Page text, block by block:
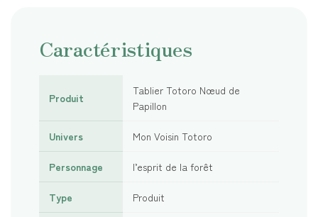
Caractéristiques
Produit
Tablier Totoro Nœud de
Papillon
Univers Mon Voisin Totoro
Personnage l’esprit de la forêt
Type Produit